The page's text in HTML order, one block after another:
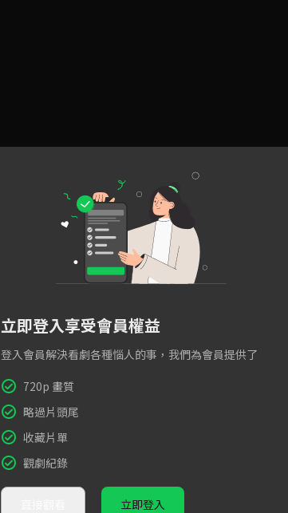
立即登入享受會員權益
登入會員解決看劇各種惱人的事，我們為會員提供了
720p 畫質
略過片頭尾
收藏片單
觀劇紀錄
立即登入